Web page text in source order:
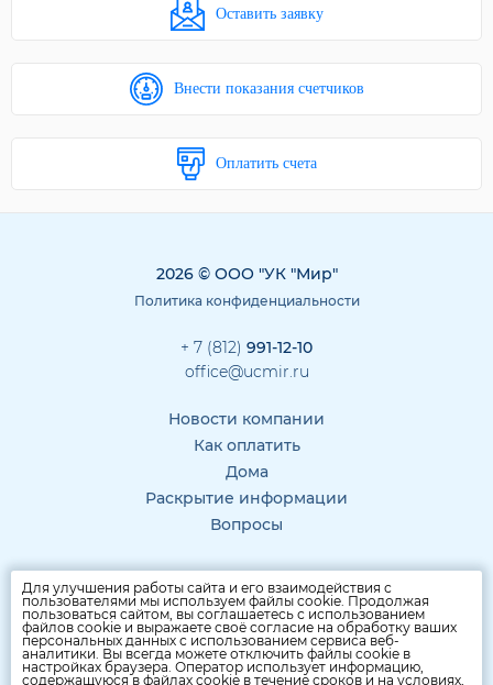
Оставить заявку
Внести показания счетчиков
Оплатить счета
2026 © ООО "УК "Мир"
Политика конфиденциальности
+ 7 (812) 991-12-10
office@ucmir.ru
Новости компании
Как оплатить
Дома
Раскрытие информации
Вопросы
Для улучшения работы сайта и его взаимодействия с
пользователями мы используем файлы cookie. Продолжая
пользоваться сайтом, вы соглашаетесь с использованием
файлов cookie и выражаете своё согласие на обработку ваших
персональных данных с использованием сервиса веб-
аналитики. Вы всегда можете отключить файлы cookie в
настройках браузера. Оператор использует информацию,
содержащуюся в файлах cookie в течение сроков и на условиях,